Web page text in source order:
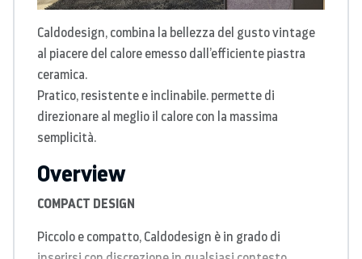
Caldodesign, combina la bellezza del gusto vintage
al piacere del calore emesso dall’efficiente piastra
ceramica.
Pratico, resistente e inclinabile. permette di
direzionare al meglio il calore con la massima
semplicità.
Overview
COMPACT DESIGN
Piccolo e compatto, Caldodesign è in grado di